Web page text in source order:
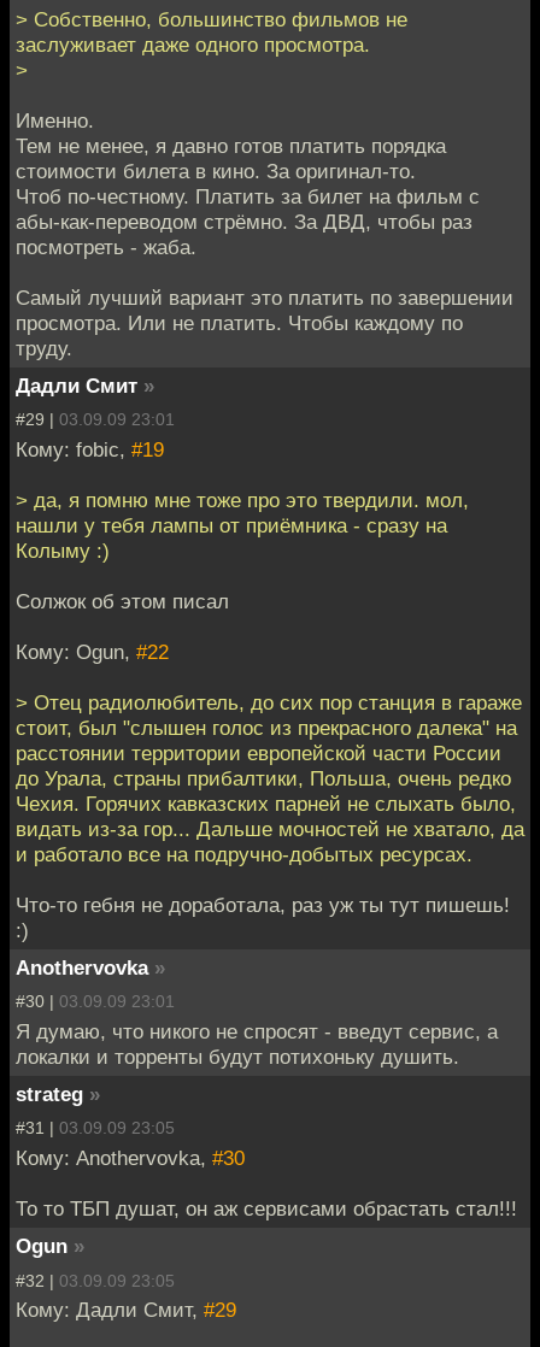
> Собственно, большинство фильмов не
заслуживает даже одного просмотра.
>
Именно.
Тем не менее, я давно готов платить порядка
стоимости билета в кино. За оригинал-то.
Чтоб по-честному. Платить за билет на фильм с
абы-как-переводом стрёмно. За ДВД, чтобы раз
посмотреть - жаба.
Самый лучший вариант это платить по завершении
просмотра. Или не платить. Чтобы каждому по
труду.
Дадли Смит »
#29 | 03.09.09 23:01
Кому: fobic, #19
> да, я помню мне тоже про это твердили. мол,
нашли у тебя лампы от приёмника - сразу на
Колыму :)
Солжок об этом писал
Кому: Ogun, #22
> Отец радиолюбитель, до сих пор станция в гараже
стоит, был "слышен голос из прекрасного далека" на
расстоянии территории европейской части России
до Урала, страны прибалтики, Польша, очень редко
Чехия. Горячих кавказских парней не слыхать было,
видать из-за гор... Дальше мочностей не хватало, да
и работало все на подручно-добытых ресурсах.
Что-то гебня не доработала, раз уж ты тут пишешь!
:)
Anothervovka »
#30 | 03.09.09 23:01
Я думаю, что никого не спросят - введут сервис, а
локалки и торренты будут потихоньку душить.
strateg »
#31 | 03.09.09 23:05
Кому: Anothervovka, #30
То то ТБП душат, он аж сервисами обрастать стал!!!
Ogun »
#32 | 03.09.09 23:05
Кому: Дадли Смит, #29